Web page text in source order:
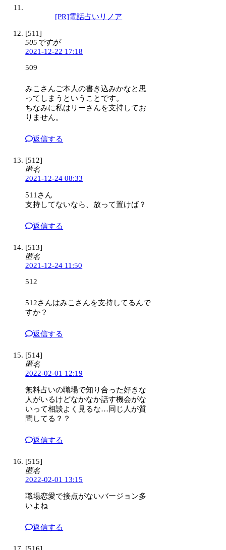
[PR]電話占いリノア
[511]
505ですが
2021-12-22 17:18
509
みこさんご本人の書き込みかなと思
ってしまうということです。
ちなみに私はリーさんを支持してお
りません。
返信する
[512]
匿名
2021-12-24 08:33
511さん
支持してないなら、放って置けば？
返信する
[513]
匿名
2021-12-24 11:50
512
512さんはみこさんを支持してるんで
すか？
返信する
[514]
匿名
2022-02-01 12:19
無料占いの職場で知り合った好きな
人がいるけどなかなか話す機会がな
いって相談よく見るな…同じ人が質
問してる？？
返信する
[515]
匿名
2022-02-01 13:15
職場恋愛で接点がないバージョン多
いよね
返信する
[516]